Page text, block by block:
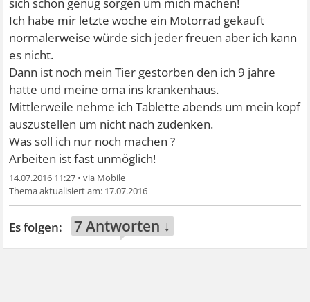
Ich habe mir letzte woche ein Motorrad gekauft
normalerweise würde sich jeder freuen aber ich kann
es nicht.
Dann ist noch mein Tier gestorben den ich 9 jahre
hatte und meine oma ins krankenhaus.
Mittlerweile nehme ich Tablette abends um mein kopf
auszustellen um nicht nach zudenken.
Was soll ich nur noch machen ?
Arbeiten ist fast unmöglich!
14.07.2016 11:27 •
17.07.2016
7 Antworten ↓